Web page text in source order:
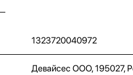
1323720040972
Девайсес ООО, 195027,